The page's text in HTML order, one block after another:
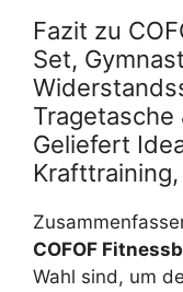
Fazit zu
Set,
Tragetasche
Geliefert
COFOF
Wahl sind, um